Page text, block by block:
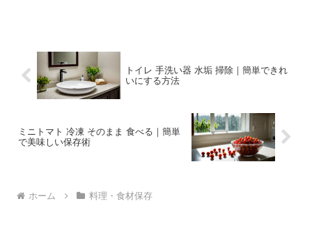
トイレ 手洗い器 水垢 掃除｜簡単できれ
いにする方法
ミニトマト 冷凍 そのまま 食べる｜簡単
で美味しい保存術
ホーム 料理・食材保存